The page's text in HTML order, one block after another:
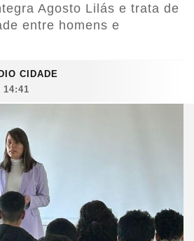
Agosto Lilás e trata de
entre homens e
CIDADE
14:41